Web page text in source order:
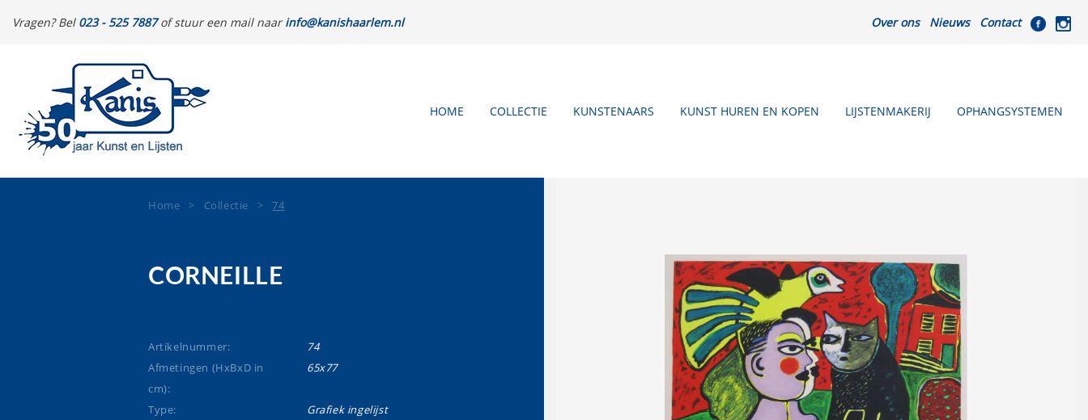
Vragen? Bel 023 - 525 7887of stuur een mail naarinfo@kanishaarlem.nl Over ons Nieuws Contact
HOME COLLECTIE KUNSTENAARS KUNST HUREN EN KOPEN LIJSTENMAKERIJ OPHANGSYSTEMEN
Home > Collectie >74
CORNEILLE
Artikelnummer:
74
Afmetingen (HxBxD in
cm):
65x77
Type:
Grafiek ingelijst